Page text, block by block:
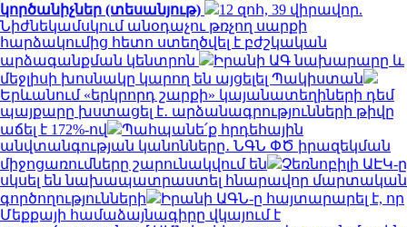
կործանիչներ (տեսանյութ)
12 զոհ, 39 վիրավոր.
Նիժնեկամսկում անօդաչու թռչող սարքի
հարձակումից հետո ստեղծվել է բժշկական
արձագանքման կենտրոն
Իրանի ԱԳ նախարարը և
մեջլիսի խոսնակը կարող են այցելել Պակիստան
Երևանում «երկրորդ շարքի» կայանատեղիների դեմ
պայքարը խստացել է․ արձանագրությունների թիվը
աճել է 172%-ով
Պահպանե՛ք հրդեհային
անվտանգության կանոնները․ ՆԳՆ ՓԾ իրազեկման
միջոցառումները շարունակվում են
Չեռնոբիլի ԱԷԿ-ը
սկսել են նախապատրաստել հնարավոր մարտական
գործողությունների
Իրանի ԱԳՆ-ը հայտարարել է, որ
Մեքքայի համաձայնագիրը վկայում է